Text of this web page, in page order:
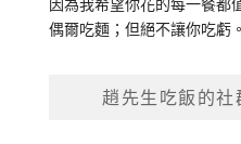
因為我希望你花的每一餐都
偶爾吃麵；但絕不讓你吃虧。
趙先生吃飯的社